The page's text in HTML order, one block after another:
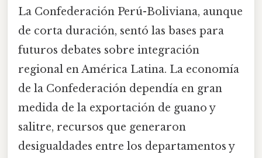
La Confederación Perú-Boliviana, aunque
de corta duración, sentó las bases para
futuros debates sobre integración
regional en América Latina. La economía
de la Confederación dependía en gran
medida de la exportación de guano y
salitre, recursos que generaron
desigualdades entre los departamentos y